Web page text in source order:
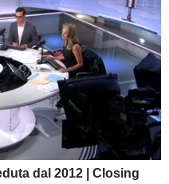
dal 2012 | Closing